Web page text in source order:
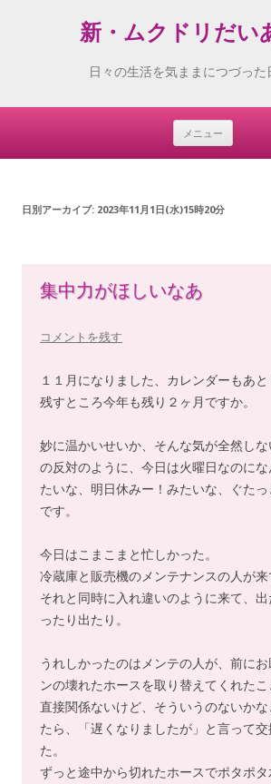
新・ムクドリだい
日々の生活を気ままにつづった
メニュー
Skip
日別アーカイブ: 2023年11月1日(水)15時20分
集中力がほしいなあ
コメントを残す
１１月になりました、カレンダーもあと
残すところ今年も残り２ヶ月ですか。
妙に温かいせいか、そんな気が全然し
の反対のように、今日は火曜日なのに
たいな、明日休みー！みたいな、ぐた
です。
今日はこまこまと忙しかった。
冷蔵庫と販売機のメンテナンスの人が
それと同時に入れ違いのように来て、
ったり出たり。
うれしかったのはメンテの人が、前に
ンの壊れたホースを取り替えてくれたこ
直接関係ないけど、そういうのないか
たら、「遅くなりましたが」と言って
た。
ずっと途中から切れたホースでポタポ